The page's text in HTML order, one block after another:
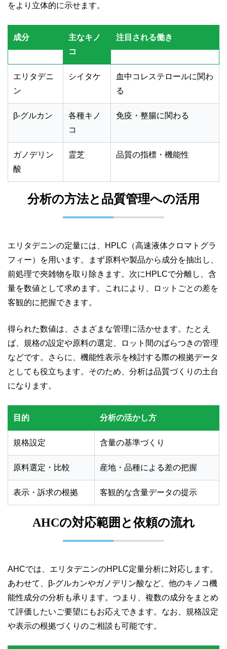
をより立体的に示せます。
成分
主なキノ
コ
注目される働き
エリタデニ
ン
シイタケ
血中コレステロールに関わ
る
β-グルカン
各種キノ
コ
免疫・整腸に関わる
ガノデリン
酸
霊芝 品質の指標・機能性
分析の方法と品質管理への活用
エリタデニンの定量には、HPLC（高速液体クロマトグラ
フィー）を用います。まず原料や製品から成分を抽出し、
前処理で夾雑物を取り除きます。次にHPLCで分離し、含
量を数値として求めます。これにより、ロットごとの差を
客観的に把握できます。
得られた数値は、さまざまな管理に活かせます。たとえ
ば、規格の設定や原料の選定、ロット間のばらつきの管理
などです。さらに、機能性表示を検討する際の根拠データ
としても役立ちます。そのため、分析は品質づくりの土台
になります。
目的 分析の活かし方
規格設定 含量の基準づくり
原料選定・比較 産地・品種による差の把握
表示・訴求の根拠 客観的な含量データの提示
AHCの対応範囲と依頼の流れ
AHCでは、エリタデニンのHPLC定量分析に対応します。
あわせて、β-グルカンやガノデリン酸など、他のキノコ機
能性成分の分析も承ります。つまり、複数の成分をまとめ
て評価したいご要望にもお応えできます。なお、規格設定
や表示の根拠づくりのご相談も可能です。